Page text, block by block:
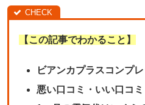
【この記事でわかること】
ビアンカプラスコンプ
悪い口コミ・いい口コミ